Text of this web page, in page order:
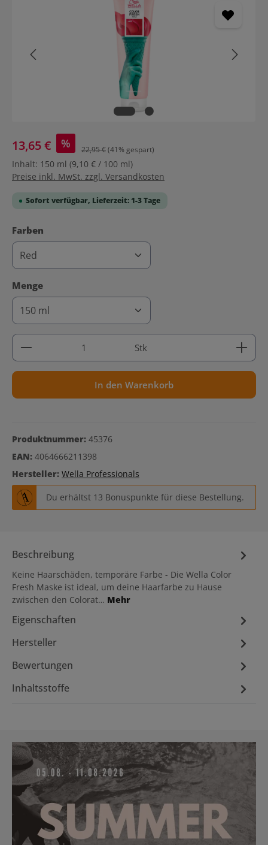
13,65 € % 22,95 €(41% gespart)
Inhalt: 150 ml (9,10 € / 100 ml)
Preise inkl. MwSt. zzgl. Versandkosten
Sofort verfügbar, Lieferzeit: 1-3 Tage
Farben
Mengeauswählen
Produkt Anzahl: Gib den gewünschten Wert ein
Stk
In den Warenkorb
Produktnummer: 45376
EAN: 4064666211398
Hersteller: Wella Professionals
Du erhältst 13 Bonuspunkte für diese Bestellung.
Beschreibung
Keine Haarschäden, temporäre Farbe - Die Wella Color
Fresh Maske ist ideal, um deine Haarfarbe zu Hause
zwischen den Colorat… Mehr
Eigenschaften
Hersteller
Bewertungen
Inhaltsstoffe